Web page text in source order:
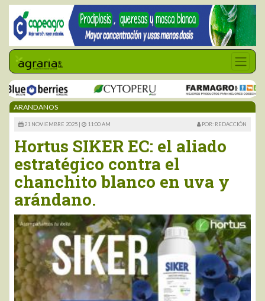
ARANDANOS
21 NOVIEMBRE 2025 | 11:00 AM POR: REDACCIÓN
Hortus SIKER EC: el aliado
estratégico contra el
chanchito blanco en uva y
arándano.